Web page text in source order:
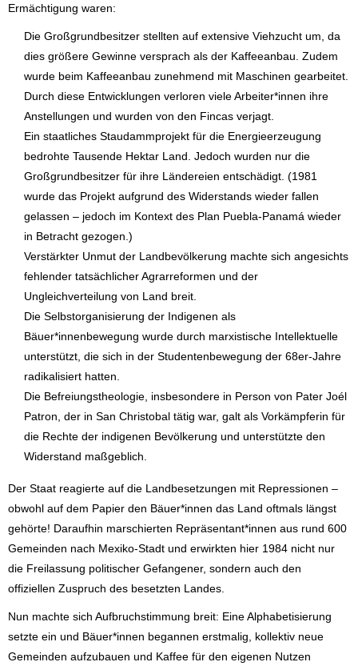
Ermächtigung waren:
Die Großgrundbesitzer stellten auf extensive Viehzucht um, da
dies größere Gewinne versprach als der Kaffeeanbau. Zudem
wurde beim Kaffeeanbau zunehmend mit Maschinen gearbeitet.
Durch diese Entwicklungen verloren viele Arbeiter*innen ihre
Anstellungen und wurden von den Fincas verjagt.
Ein staatliches Staudammprojekt für die Energieerzeugung
bedrohte Tausende Hektar Land. Jedoch wurden nur die
Großgrundbesitzer für ihre Ländereien entschädigt. (1981
wurde das Projekt aufgrund des Widerstands wieder fallen
gelassen – jedoch im Kontext des Plan Puebla-Panamá wieder
in Betracht gezogen.)
Verstärkter Unmut der Landbevölkerung machte sich angesichts
fehlender tatsächlicher Agrarreformen und der
Ungleichverteilung von Land breit.
Die Selbstorganisierung der Indigenen als
Bäuer*innenbewegung wurde durch marxistische Intellektuelle
unterstützt, die sich in der Studentenbewegung der 68er-Jahre
radikalisiert hatten.
Die Befreiungstheologie, insbesondere in Person von Pater Joél
Patron, der in San Christobal tätig war, galt als Vorkämpferin für
die Rechte der indigenen Bevölkerung und unterstützte den
Widerstand maßgeblich.
Der Staat reagierte auf die Landbesetzungen mit Repressionen –
obwohl auf dem Papier den Bäuer*innen das Land oftmals längst
gehörte! Daraufhin marschierten Repräsentant*innen aus rund 600
Gemeinden nach Mexiko-Stadt und erwirkten hier 1984 nicht nur
die Freilassung politischer Gefangener, sondern auch den
offiziellen Zuspruch des besetzten Landes.
Nun machte sich Aufbruchstimmung breit: Eine Alphabetisierung
setzte ein und Bäuer*innen begannen erstmalig, kollektiv neue
Gemeinden aufzubauen und Kaffee für den eigenen Nutzen